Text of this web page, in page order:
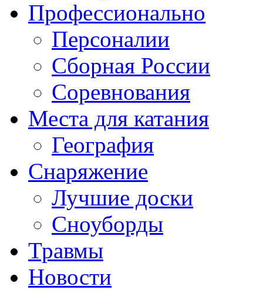
Профессионально
Персоналии
Сборная России
Соревнования
Места для катания
География
Снаряжение
Лучшие доски
Сноуборды
Травмы
Новости